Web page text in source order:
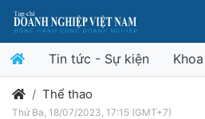
Tin tức - Sự kiện
Thể thao
Thứ Ba, 18/07/2023, 17:15 (GMT+7)